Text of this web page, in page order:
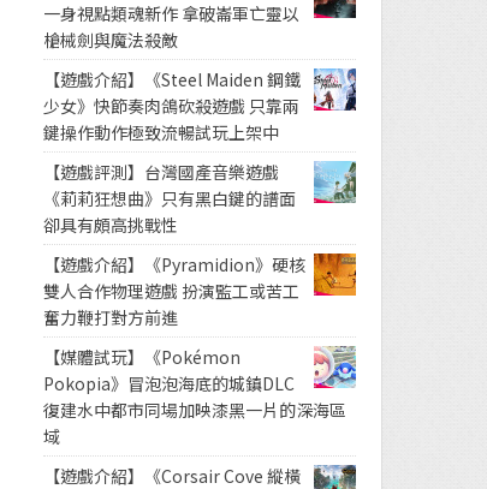
一身視點類魂新作 拿破崙軍亡靈以
槍械劍與魔法殺敵
【遊戲介紹】《Steel Maiden 鋼鐵
少女》快節奏肉鴿砍殺遊戲 只靠兩
鍵操作動作極致流暢試玩上架中
【遊戲評測】台灣國產音樂遊戲
《莉莉狂想曲》只有黑白鍵的譜面
卻具有頗高挑戰性
【遊戲介紹】《Pyramidion》硬核
雙人合作物理遊戲 扮演監工或苦工
奮力鞭打對方前進
【媒體試玩】《Pokémon
Pokopia》冒泡泡海底的城鎮DLC
復建水中都市同場加映漆黑一片的深海區
域
【遊戲介紹】《Corsair Cove 縱橫